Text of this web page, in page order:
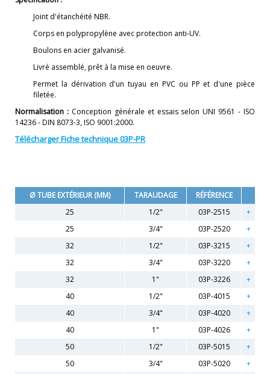
Joint d'étanchéité NBR.
Corps en polypropylène avec protection anti-UV.
Boulons en acier galvanisé.
Livré assemblé, prêt à la mise en oeuvre.
Permet la dérivation d'un tuyau en PVC ou PP et d'une pièce
filetée.
Normalisation : Conception générale et essais selon UNI 9561 - ISO
14236 - DIN 8073-3, ISO 9001:2000.
Télécharger Fiche technique 03P-PR
Ø TUBE EXTÉRIEUR (MM) TARAUDAGE
RÉFÉRENCE
25
1/2"
03P-2515
25
3/4"
03P-2520
32
1/2"
03P-3215
32
3/4"
03P-3220
32
1"
03P-3226
40
1/2"
03P-4015
40
3/4"
03P-4020
40
1"
03P-4026
50
1/2"
03P-5015
50
3/4"
03P-5020